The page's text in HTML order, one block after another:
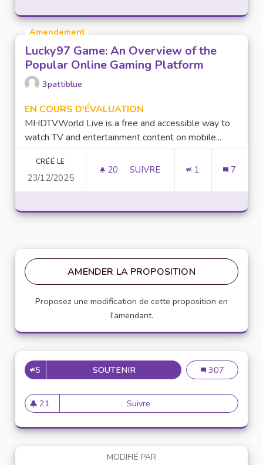
Amendement
Lucky97 Game: An Overview of the
Popular Online Gaming Platform
3pattiblue
EN COURS D'ÉVALUATION
MHDTVWorld Live is a free and accessible way to
watch TV and entertainment content on mobile...
CRÉÉ LE
23/12/2025
20 20 ABONNÉS
SUIVRE 1 7
AMENDER LA PROPOSITION
Proposez une modification de cette proposition en
l'amendant.
5 SOUTENIRPROPOSER UNE NEWSLETER
Proposer une
307
21
21 abonnés
Suivre Proposer une newsleter sur
MODIFIÉ PAR